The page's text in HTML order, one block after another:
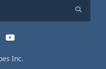
Inc.